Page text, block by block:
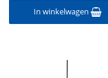
In winkelwagen